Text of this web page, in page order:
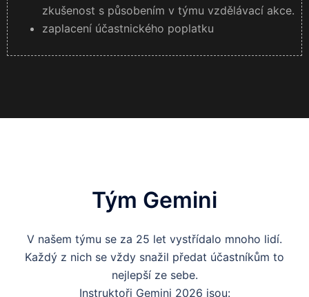
zkušenost s působením v týmu vzdělávací akce.
zaplacení účastnického poplatku
Tým Gemini
V našem týmu se za 25 let vystřídalo mnoho lidí.
Každý z nich se vždy snažil předat účastníkům to
nejlepší ze sebe.
Instruktoři Gemini 2026 jsou: